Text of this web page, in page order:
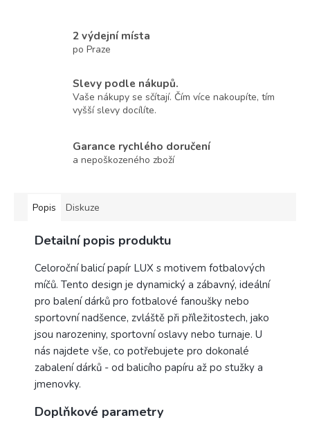
2 výdejní místa
po Praze
Slevy podle nákupů.
Vaše nákupy se sčítají. Čím více nakoupíte, tím
vyšší slevy docílíte.
Garance rychlého doručení
a nepoškozeného zboží
Popis Diskuze
Detailní popis produktu
Celoroční balicí papír LUX s motivem fotbalových
míčů. Tento design je dynamický a zábavný, ideální
pro balení dárků pro fotbalové fanoušky nebo
sportovní nadšence, zvláště při příležitostech, jako
jsou narozeniny, sportovní oslavy nebo turnaje. U
nás najdete vše, co potřebujete pro dokonalé
zabalení dárků - od balicího papíru až po stužky a
jmenovky.
Doplňkové parametry